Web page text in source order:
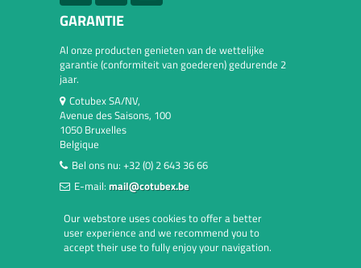
GARANTIE
Al onze producten genieten van de wettelijke
garantie (conformiteit van goederen) gedurende 2
jaar.
Cotubex SA/NV,
Avenue des Saisons, 100
1050 Bruxelles
Belgique
Bel ons nu: +32 (0) 2 643 36 66
E-mail: mail@cotubex.be
Our webstore uses cookies to offer a better
user experience and we recommend you to
accept their use to fully enjoy your navigation.